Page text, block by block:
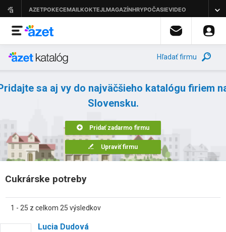
Hľadať firmu
sa aj vy do najväčšieho katalógu firiem
Slovensku.
Pridať zadarmo firmu
Upraviť firmu
Cukrárske potreby
1 - 25 z celkom 25 výsledkov
Lucia Dudová